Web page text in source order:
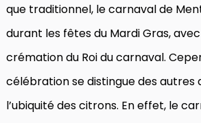
que traditionnel, le carnaval de
durant les fêtes du Mardi Gras,
crémation du Roi du carnaval.
célébration se distingue des
l’ubiquité des citrons. En effet, le